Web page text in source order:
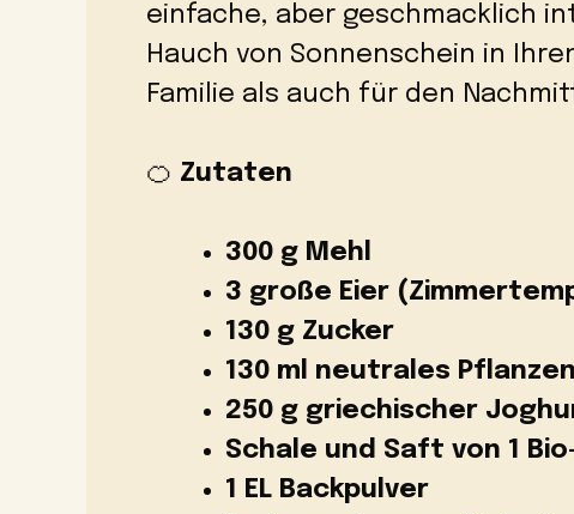
einfache, aber geschmacklich
Hauch von Sonnenschein in
Familie als auch für den
🍊 Zutaten
300 g Mehl
3 große Eier
130 g Zucker
130 ml neutrales
250 g griechischer
Schale und Saft von 1
1 EL Backpulver